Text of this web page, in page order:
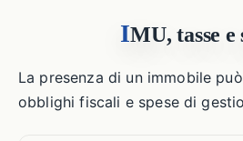
IMU, tasse e
La presenza di un immobile
obblighi fiscali e spese di